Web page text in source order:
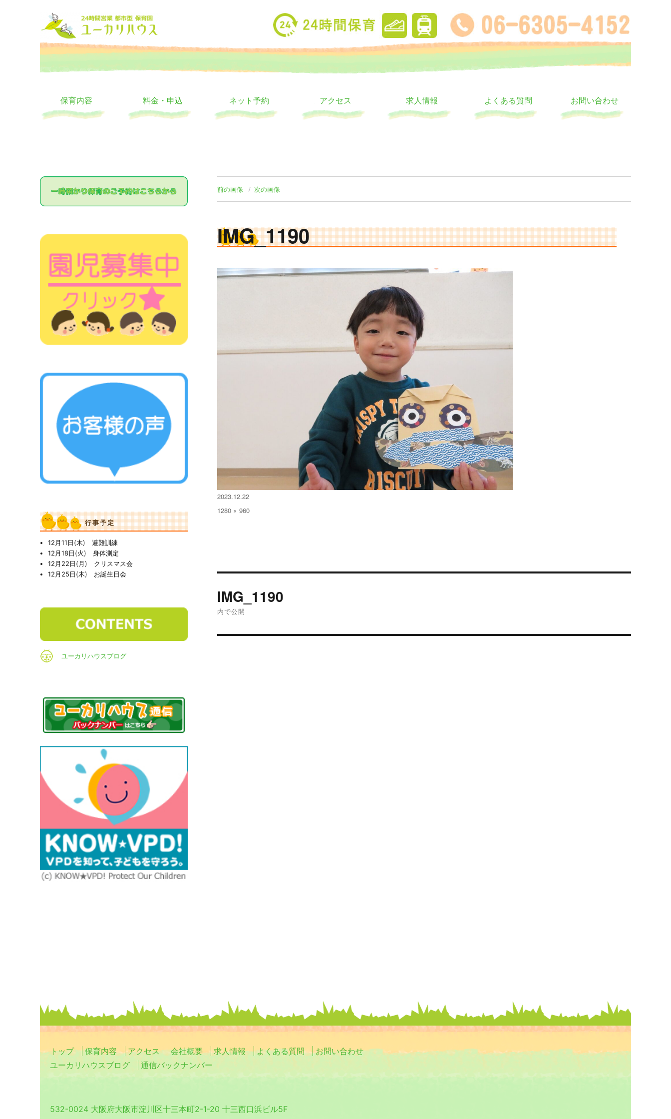
24時間託児所 ユーカリハウス
大阪の24時間託児所 ユーカリハウス 月極 一時保育 一時預かり
保育内容 料金・申込 ネット予約 アクセス 求人情報 よくある質問 お問い合わせ
前の画像 次の画像
IMG_1190
投
稿
2023.12.22
フ
1280 × 960
稿
IMG_1190
内で公開
行事予定
12月11日(木) 避難訓練
12月18日(火) 身体測定
12月22日(月) クリスマス会
12月25日(木) お誕生日会
ユーカリハウスブログ
トップ 保育内容 アクセス 会社概要 求人情報 よくある質問
お問い合わせ
ユーカリハウスブログ
通信バックナンバー
532-0024 大阪府大阪市淀川区十三本町2-1-20 十三西口浜ビル5F